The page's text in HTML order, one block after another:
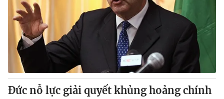
Đức nỗ lực giải quyết khủng hoảng chính